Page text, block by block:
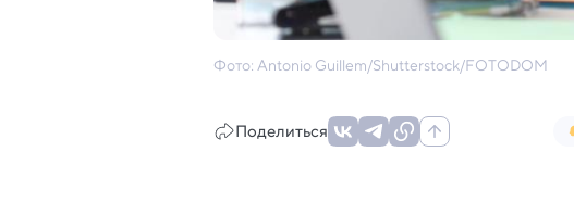
Фото: Antonio Guillem/Shutterstock/FOTODOM
Поделиться